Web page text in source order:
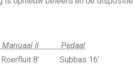
II Pedaal
8’ Subbas 16’